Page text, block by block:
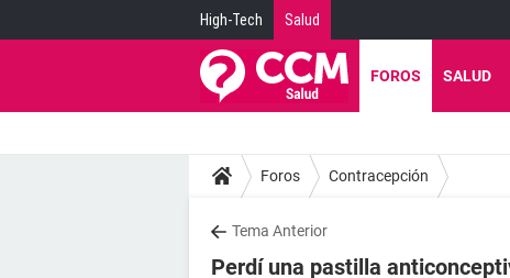
High-Tech Salud
FOROS SALUD
Foros Contracepción
Tema Anterior
Perdí una pastilla